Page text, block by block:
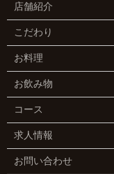
店舗紹介
こだわり
お料理
お飲み物
コース
求人情報
お問い合わせ